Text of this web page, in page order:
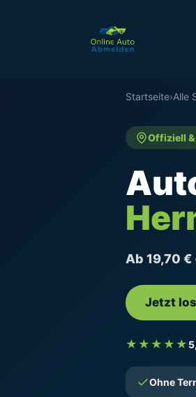
Startseite›Alle
Offiziell
Ab 19,70 €
Jetzt
★★★★★
Ohne